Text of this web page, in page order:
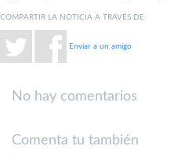
COMPARTIR LA NOTICIA A TRAVÉS DE:
Enviar a un amigo
No hay comentarios
Comenta tu también